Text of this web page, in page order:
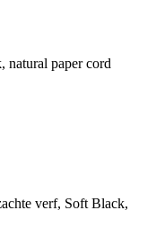
paper cord
verf, Soft Black,